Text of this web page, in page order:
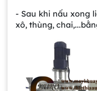
- Sau khi nấu xong
xô, thùng,